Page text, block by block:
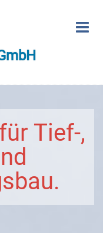
Tief-,